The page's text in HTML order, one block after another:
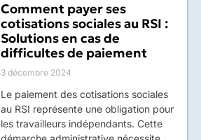
Comment payer ses
cotisations sociales au RSI :
Solutions en cas de
difficultes de paiement
3 décembre 2024
Le paiement des cotisations sociales
au RSI représente une obligation pour
les travailleurs indépendants. Cette